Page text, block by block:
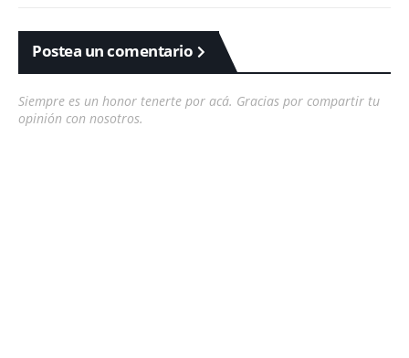
Postea un comentario
Siempre es un honor tenerte por acá. Gracias por compartir tu
opinión con nosotros.